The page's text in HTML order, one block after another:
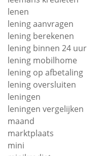
lenen
lening aanvragen
lening berekenen
lening binnen 24 uur
lening mobilhome
lening op afbetaling
lening oversluiten
leningen
leningen vergelijken
maand
marktplaats
mini